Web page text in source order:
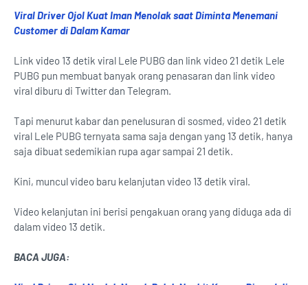
Viral Driver Ojol Kuat Iman Menolak saat Diminta Menemani
Customer di Dalam Kamar
Link video 13 detik viral Lele PUBG dan link video 21 detik Lele
PUBG pun membuat banyak orang penasaran dan link video
viral diburu di Twitter dan Telegram.
Tapi menurut kabar dan penelusuran di sosmed, video 21 detik
viral Lele PUBG ternyata sama saja dengan yang 13 detik, hanya
saja dibuat sedemikian rupa agar sampai 21 detik.
Kini, muncul video baru kelanjutan video 13 detik viral.
Video kelanjutan ini berisi pengakuan orang yang diduga ada di
dalam video 13 detik.
BACA JUGA: